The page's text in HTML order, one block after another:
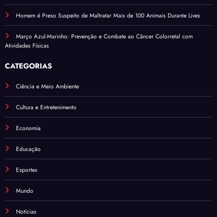
Homem é Preso Suspeito de Maltratar Mais de 100 Animais Durante Lives
Março Azul-Marinho: Prevenção e Combate ao Câncer Colorretal com
Atividades Físicas
CATEGORIAS
Ciência e Meio Ambiente
Cultura e Entretenimento
Economia
Educação
Esportes
Mundo
Notícias